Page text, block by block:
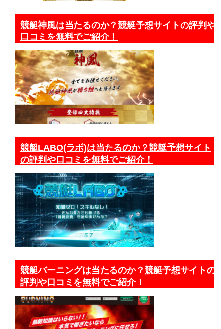
競艇神風は当たるのか？競艇予想サイトの評判や
口コミを無料でご紹介！
競艇LABO(ラボ)は当たるのか？競艇予想サイト
の評判や口コミを無料でご紹介！
競艇バーニングは当たるのか？競艇予想サイトの
評判や口コミを無料でご紹介！